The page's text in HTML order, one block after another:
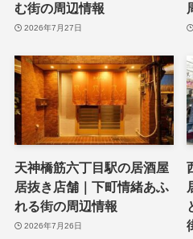
む街の周辺情報
2026年7月27日
天神橋筋六丁目駅の居酒屋
居抜き店舗｜下町情緒あふ
れる街の周辺情報
2026年7月26日